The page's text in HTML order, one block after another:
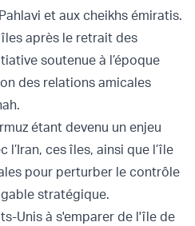
et aux cheikhs émiratis.
îles après le retrait des
soutenue à l’époque
des relations amicales
étant devenu un enjeu
ces îles, ainsi que l’île
pour perturber le contrôle
stratégique.
Unis à s'emparer de l'île de